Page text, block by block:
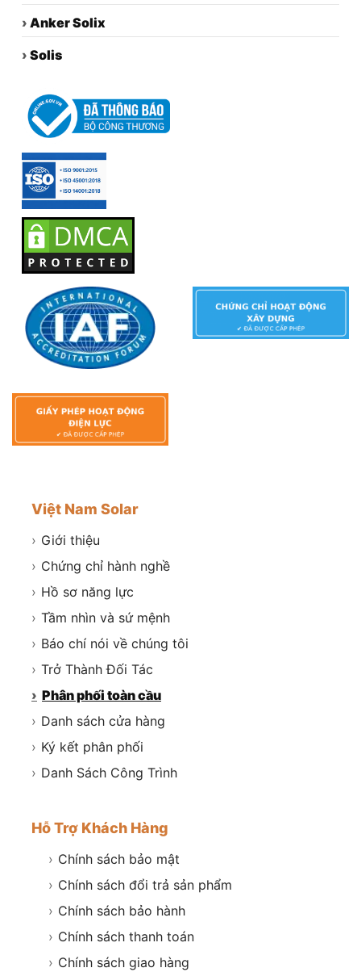
› Anker Solix
› Solis
Việt Nam Solar
› Giới thiệu
› Chứng chỉ hành nghề
› Hồ sơ năng lực
› Tầm nhìn và sứ mệnh
› Báo chí nói về chúng tôi
› Trở Thành Đối Tác
› Phân phối toàn cầu
› Danh sách cửa hàng
› Ký kết phân phối
› Danh Sách Công Trình
Hỗ Trợ Khách Hàng
› Chính sách bảo mật
› Chính sách đổi trả sản phẩm
› Chính sách bảo hành
› Chính sách thanh toán
› Chính sách giao hàng